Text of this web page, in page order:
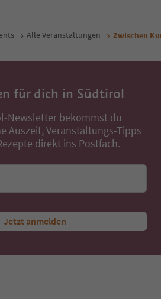
Alle Veranstaltungen Zwischen
für dich in Südtirol
Newsletter bekommst du
Auszeit, Veranstaltungs-Tipps
direkt ins Postfach.
Jetzt anmelden